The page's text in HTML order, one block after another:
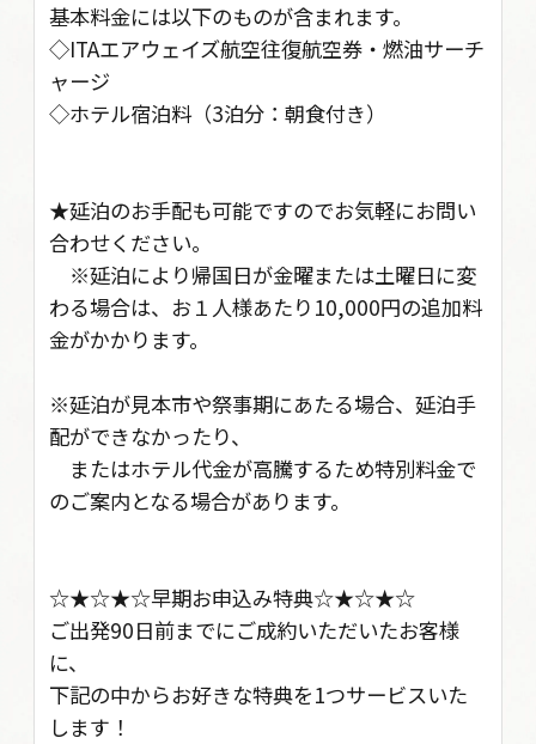
基本料金には以下のものが含まれます。
◇ITAエアウェイズ航空往復航空券・燃油サーチ
ャージ
◇ホテル宿泊料（3泊分：朝食付き）
★延泊のお手配も可能ですのでお気軽にお問い
合わせください。
※延泊により帰国日が金曜または土曜日に変
わる場合は、お１人様あたり10,000円の追加料
金がかかります。
※延泊が見本市や祭事期にあたる場合、延泊手
配ができなかったり、
またはホテル代金が高騰するため特別料金で
のご案内となる場合があります。
☆★☆★☆早期お申込み特典☆★☆★☆
ご出発90日前までにご成約いただいたお客様
に、
下記の中からお好きな特典を1つサービスいた
します！